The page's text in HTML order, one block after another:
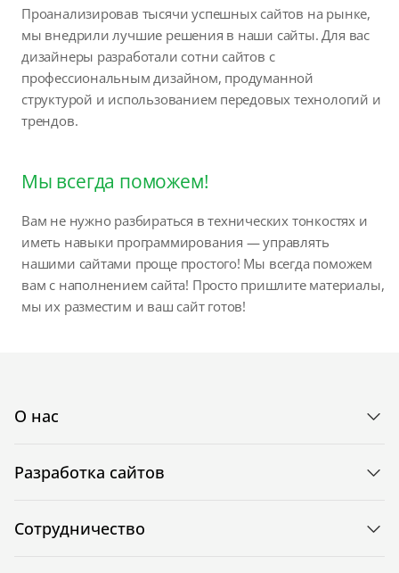
Проанализировав тысячи успешных сайтов на рынке,
мы внедрили лучшие решения в наши сайты. Для вас
дизайнеры разработали сотни сайтов с
профессиональным дизайном, продуманной
структурой и использованием передовых технологий и
трендов.
Мы всегда поможем!
Вам не нужно разбираться в технических тонкостях и
иметь навыки программирования — управлять
нашими сайтами проще простого! Мы всегда поможем
вам с наполнением сайта! Просто пришлите материалы,
мы их разместим и ваш сайт готов!
О нас
Разработка сайтов
Сотрудничество